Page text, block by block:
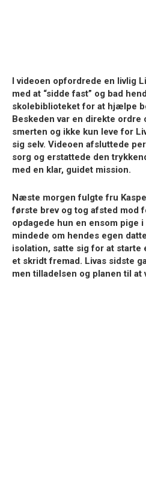
I videoen opfordrede en livlig
med at “sidde fast” og bad
skolebiblioteket for at hjælpe
Beskeden var en direkte ordre
smerten og ikke kun leve for
sig selv. Videoen afsluttede
sorg og erstattede den
med en klar, guidet mission.
Næste morgen fulgte fru
første brev og tog afsted mod
opdagede hun en ensom pige
mindede om hendes egen
isolation, satte sig for at starte
et skridt fremad. Livas sidste
men tilladelsen og planen til at